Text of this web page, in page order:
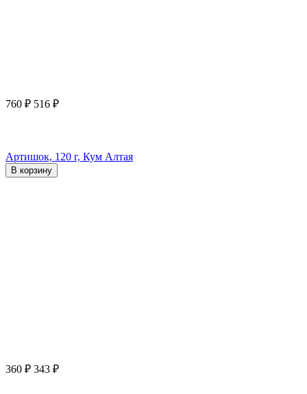
760 ₽ 516 ₽
Артишок, 120 г, Кум Алтая
В корзину
360 ₽ 343 ₽